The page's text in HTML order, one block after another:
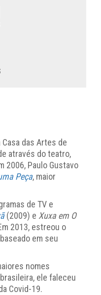
das Artes de
através do teatro,
2006, Paulo Gustavo
Peça, maior
de TV e
(2009) e Xuxa em O
2013, estreou o
em seu
nomes
ele faleceu
Covid-19.